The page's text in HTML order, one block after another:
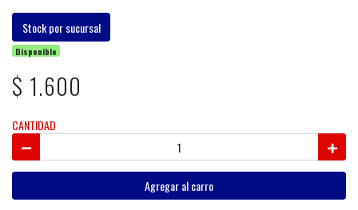
Stock por sucursal
Disponible
$ 1.600
CANTIDAD
Agregar al carro